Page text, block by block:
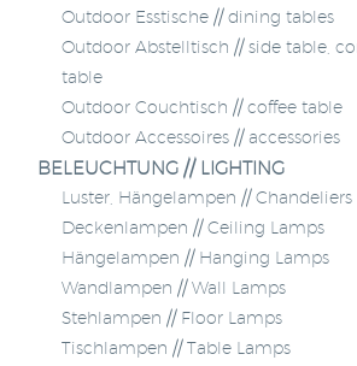
Outdoor Esstische // dining tables
Outdoor Abstelltisch // side table,
table
Outdoor Couchtisch // coffee table
Outdoor Accessoires // accessories
BELEUCHTUNG // LIGHTING
Luster, Hängelampen // Chandeliers
Deckenlampen // Ceiling Lamps
Hängelampen // Hanging Lamps
Wandlampen // Wall Lamps
Stehlampen // Floor Lamps
Tischlampen // Table Lamps